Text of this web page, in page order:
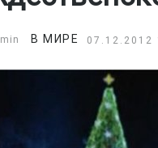
В МИРЕ 07.12.2012